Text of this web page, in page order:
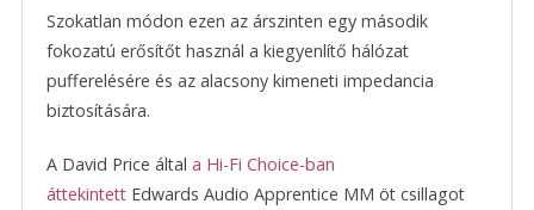
Szokatlan módon ezen az árszinten egy második
fokozatú erősítőt használ a kiegyenlítő hálózat
pufferelésére és az alacsony kimeneti impedancia
biztosítására.
A David Price által a Hi-Fi Choice-ban
áttekintettEdwards Audio Apprentice MM öt csillagot